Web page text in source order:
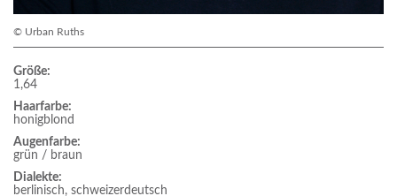
© Urban Ruths
Größe:
1,64
Haarfarbe:
honigblond
Augenfarbe:
grün / braun
Dialekte:
berlinisch, schweizerdeutsch